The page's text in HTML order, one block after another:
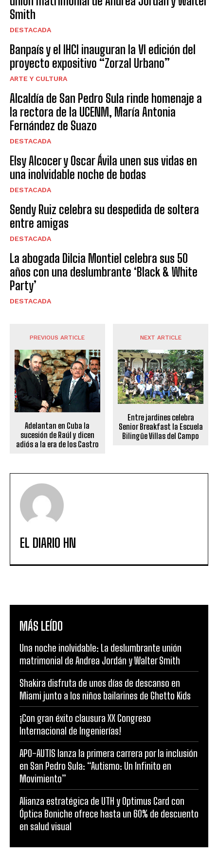
Smith
DESTACADA
Banpaís y el IHCI inauguran la VI edición del
proyecto expositivo “Zorzal Urbano”
ARTE Y CULTURA
Alcaldía de San Pedro Sula rinde homenaje a
la rectora de la UCENM, María Antonia
Fernández de Suazo
DESTACADA
Elsy Alcocer y Oscar Ávila unen sus vidas en
una inolvidable noche de bodas
DESTACADA
Sendy Ruiz celebra su despedida de soltera
entre amigas
DESTACADA
La abogada Dilcia Montiel celebra sus 50
años con una deslumbrante ‘Black & White
Party’
DESTACADA
PREVIOUS ARTICLE
Adelantan en Cuba la
sucesión de Raúl y dicen
adiós a la era de los Castro
NEXT ARTICLE
Entre jardines celebra
Senior Breakfast la Escuela
Bilingüe Villas del Campo
EL DIARIO HN
MÁS LEÍDO
Una noche inolvidable: La deslumbrante unión
matrimonial de Andrea Jordán y Walter Smith
Shakira disfruta de unos días de descanso en
Miami junto a los niños bailarines de Ghetto Kids
¡Con gran éxito clausura XX Congreso
Internacional de Ingenierías!
APO-AUTIS lanza la primera carrera por la inclusión
en San Pedro Sula: “Autismo: Un Infinito en
Movimiento”
Alianza estratégica de UTH y Optimus Card con
Óptica Boniche ofrece hasta un 60% de descuento
en salud visual